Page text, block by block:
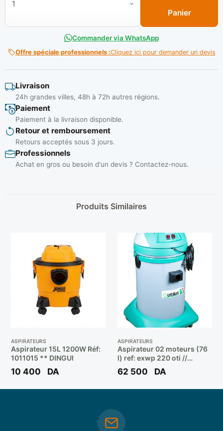
Panier
Commander via WhatsApp
Offre spéciale professionnels :Cliquez ici pour demander un devis
Livraison
24h grandes villes, 48h à 72h autres régions.
Paiement
Paiement à la livraison disponible.
Retour et remboursement
Retours acceptés sous 3 jours.
Professionnels
Achat en gros ou besoin d'un devis ? Contactez-nous.
Produits Similaires
ASPIRATEURS
Aspirateur 15L 1200W Réf:
1011015 ** DINGUI
10 400 DA
ASPIRATEURS
Aspirateur 02 moteurs (76
l) ref: exwp 220 oti //
2400w ** UTILUX
62 500 DA